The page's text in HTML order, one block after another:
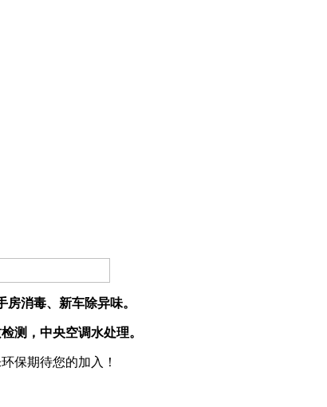
消毒、新车除异味。
测，中央空调水处理。
保期待您的加入！